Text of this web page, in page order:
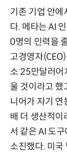
기존 기업 안에
다. 메타는 AI
0명의 인력을
고경영자
소 25만달러어
울 것이라고 했
니어가 자기
배 더 생산적이
서 같은 AI 도
소진했다. 미국